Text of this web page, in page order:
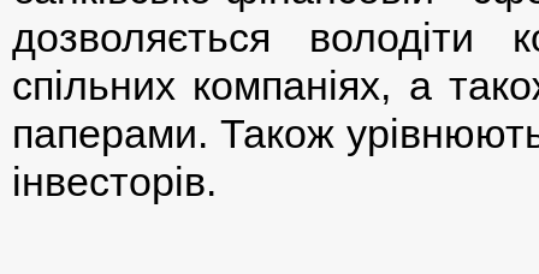
дозволяється володіти
спільних компаніях, а
паперами. Також
інвесторів.